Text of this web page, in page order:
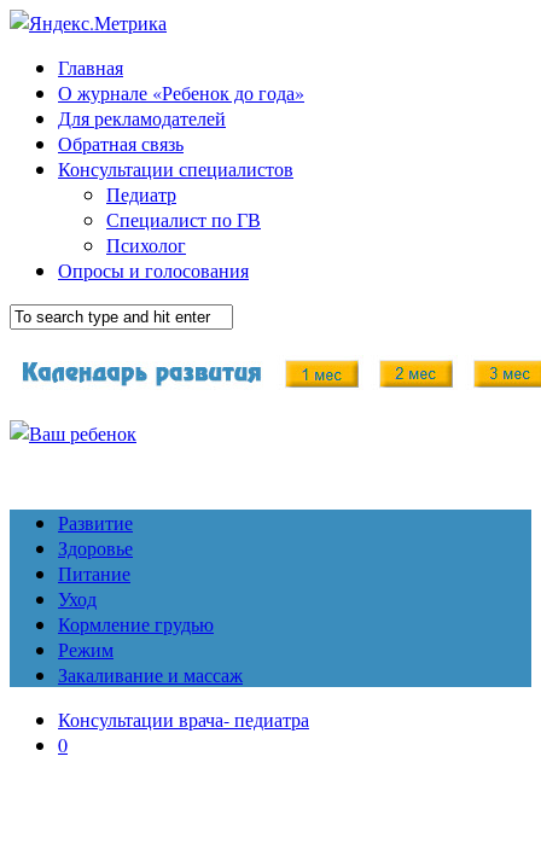
Главная
О журнале «Ребенок до года»
Для рекламодателей
Обратная связь
Консультации специалистов
Педиатр
Специалист по ГВ
Психолог
Опросы и голосования
Развитие
Здоровье
Питание
Уход
Кормление грудью
Режим
Закаливание и массаж
Консультации врача- педиатра
0